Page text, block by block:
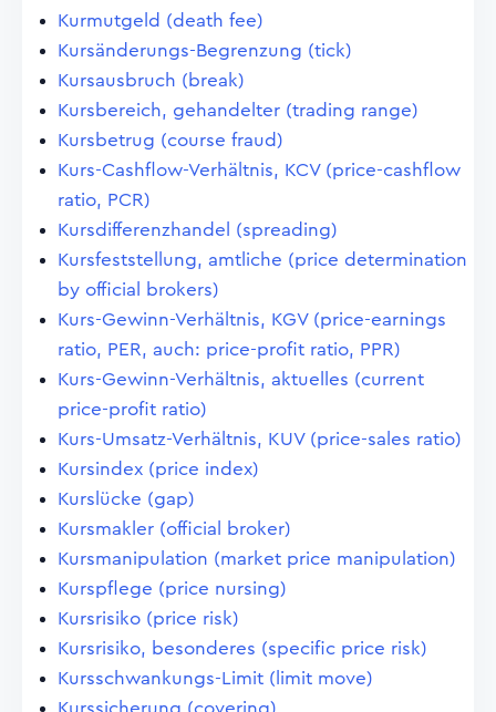
Kurmutgeld (death fee)
Kursänderungs-Begrenzung (tick)
Kursausbruch (break)
Kursbereich, gehandelter (trading range)
Kursbetrug (course fraud)
Kurs-Cashflow-Verhältnis, KCV (price-cashflow
ratio, PCR)
Kursdifferenzhandel (spreading)
Kursfeststellung, amtliche (price determination
by official brokers)
Kurs-Gewinn-Verhältnis, KGV (price-earnings
ratio, PER, auch: price-profit ratio, PPR)
Kurs-Gewinn-Verhältnis, aktuelles (current
price-profit ratio)
Kurs-Umsatz-Verhältnis, KUV (price-sales ratio)
Kursindex (price index)
Kurslücke (gap)
Kursmakler (official broker)
Kursmanipulation (market price manipulation)
Kurspflege (price nursing)
Kursrisiko (price risk)
Kursrisiko, besonderes (specific price risk)
Kursschwankungs-Limit (limit move)
Kurssicherung (covering)